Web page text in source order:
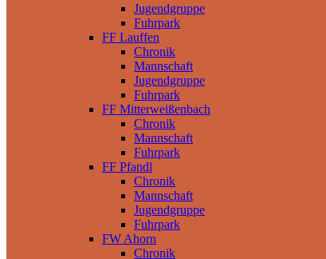
Jugendgruppe
Fuhrpark
FF Lauffen
Chronik
Mannschaft
Jugendgruppe
Fuhrpark
FF Mitterweißenbach
Chronik
Mannschaft
Fuhrpark
FF Pfandl
Chronik
Mannschaft
Jugendgruppe
Fuhrpark
FW Ahorn
Chronik